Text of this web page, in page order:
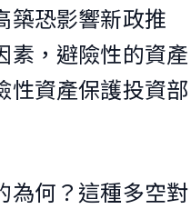
築恐影響新政推
素，避險性的資產
性資產保護投資部
為何？這種多空對